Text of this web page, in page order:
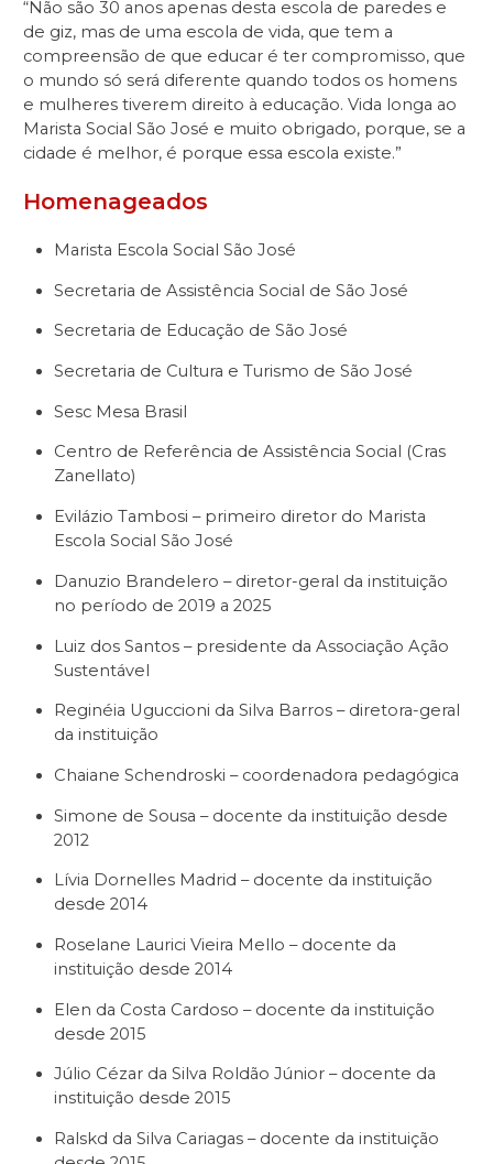
“Não são 30 anos apenas desta escola de paredes e
de giz, mas de uma escola de vida, que tem a
compreensão de que educar é ter compromisso, que
o mundo só será diferente quando todos os homens
e mulheres tiverem direito à educação. Vida longa ao
Marista Social São José e muito obrigado, porque, se a
cidade é melhor, é porque essa escola existe.”
Homenageados
Marista Escola Social São José
Secretaria de Assistência Social de São José
Secretaria de Educação de São José
Secretaria de Cultura e Turismo de São José
Sesc Mesa Brasil
Centro de Referência de Assistência Social (Cras
Zanellato)
Evilázio Tambosi – primeiro diretor do Marista
Escola Social São José
Danuzio Brandelero – diretor-geral da instituição
no período de 2019 a 2025
Luiz dos Santos – presidente da Associação Ação
Sustentável
Reginéia Uguccioni da Silva Barros – diretora-geral
da instituição
Chaiane Schendroski – coordenadora pedagógica
Simone de Sousa – docente da instituição desde
2012
Lívia Dornelles Madrid – docente da instituição
desde 2014
Roselane Laurici Vieira Mello – docente da
instituição desde 2014
Elen da Costa Cardoso – docente da instituição
desde 2015
Júlio Cézar da Silva Roldão Júnior – docente da
instituição desde 2015
Ralskd da Silva Cariagas – docente da instituição